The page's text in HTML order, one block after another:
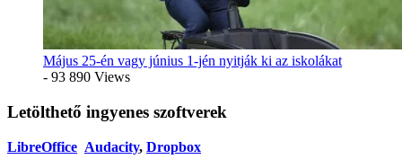
Május 25-én vagy június 1-jén nyitják ki az iskolákat
- 93 890 Views
Letölthető ingyenes szoftverek
LibreOffice Audacity, Dropbox